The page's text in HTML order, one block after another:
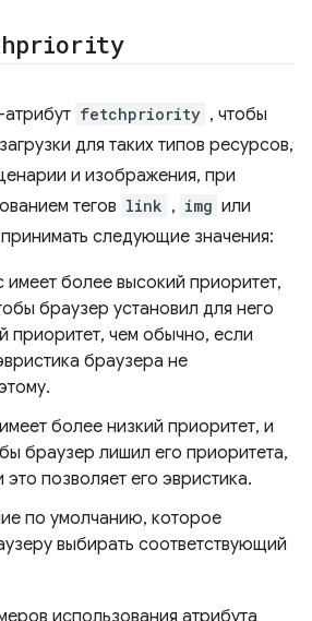
fetchpriority , чтобы
для таких типов ресурсов,
и изображения, при
тегов link , img или
следующие значения:
имеет более высокий приоритет,
браузер установил для него
приоритет, чем обычно, если
браузера не
более низкий приоритет, и
браузер лишил его приоритета,
это позволяет его эвристика.
по умолчанию, которое
выбирать соответствующий
использования атрибута